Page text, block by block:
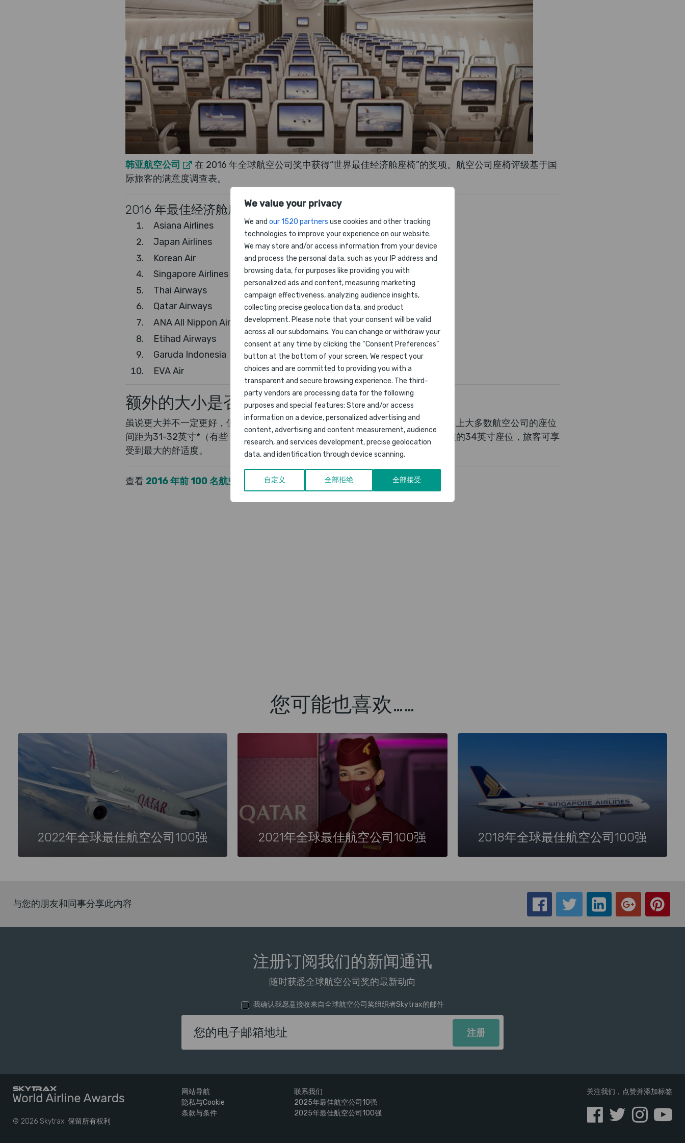
We value your privacy
We and our 1520 partners use cookies and other tracking
technologies to improve your experience on our website.
We may store and/or access information from your device
and process the personal data, such as your IP address and
browsing data, for purposes like providing you with
personalized ads and content, measuring marketing
campaign effectiveness, analyzing audience insights,
collecting precise geolocation data, and product
development. Please note that your consent will be valid
across all our subdomains. You can change or withdraw your
consent at any time by clicking the “Consent Preferences”
button at the bottom of your screen. We respect your
choices and are committed to providing you with a
transparent and secure browsing experience. The third-
party vendors are processing data for the following
purposes and special features: Store and/or access
information on a device, personalized advertising and
content, advertising and content measurement, audience
research, and services development, precise geolocation
data, and identification through device scanning.
自定义 全部拒绝 全部接受
韩亚航空公司
在 2016 年全球航空公司奖中获得“世界最佳经济舱座椅”的奖项。航空公司座椅评级基于国
际旅客的满意度调查表。
2016 年最佳经济舱座椅航空公司
Asiana Airlines
Japan Airlines
Korean Air
Singapore Airlines
Thai Airways
Qatar Airways
ANA All Nippon Airways
Etihad Airways
Garuda Indonesia
EVA Air
额外的大小是否会有所不同？
虽说更大并不一定更好，但对于航空公司的座位而言，更大可能会非常明显。世界上大多数航空公司的座位
间距为31-32英寸*（有些，较低的29-30英寸），只有少数精英航司仍然提供舒适的34英寸座位，旅客可享
受到最大的舒适度。
查看 2016 年前 100 名航空公司
您可能也喜欢……
2022年全球最佳航空公司100强 2021年全球最佳航空公司100强 2018年全球最佳航空公司100强
与您的朋友和同事分享此内容
注册订阅我们的新闻通讯
随时获悉全球航空公司奖的最新动向
我确认我愿意接收来自全球航空公司奖组织者Skytrax的邮件
电子邮箱地址
© 2026 Skytrax. 保留所有权利
网站导航
隐私与Cookie
条款与条件
联系我们
2025年最佳航空公司10强
2025年最佳航空公司100强
关注我们，点赞并添加标签